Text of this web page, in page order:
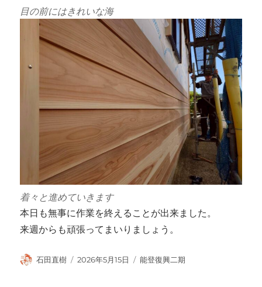
目の前にはきれいな海
着々と進めていきます
本日も無事に作業を終えることが出来ました。
来週からも頑張ってまいりましょう。
投
石田直樹
投
2026年5月15日
カ
能登復興二期